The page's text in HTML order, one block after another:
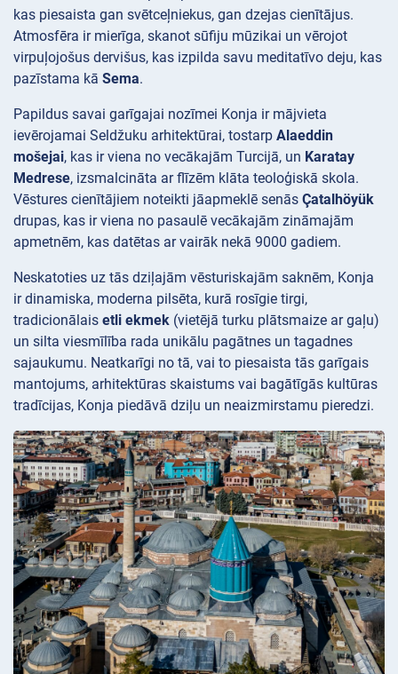
kas piesaista gan svētceļniekus, gan dzejas cienītājus.
Atmosfēra ir mierīga, skanot sūfiju mūzikai un vērojot
virpuļojošus dervišus, kas izpilda savu meditatīvo deju, kas
pazīstama kā Sema.
Papildus savai garīgajai nozīmei Konja ir mājvieta
ievērojamai Seldžuku arhitektūrai, tostarp Alaeddin
mošejai, kas ir viena no vecākajām Turcijā, un Karatay
Medrese, izsmalcināta ar flīzēm klāta teoloģiskā skola.
Vēstures cienītājiem noteikti jāapmeklē senās Çatalhöyük
drupas, kas ir viena no pasaulē vecākajām zināmajām
apmetnēm, kas datētas ar vairāk nekā 9000 gadiem.
Neskatoties uz tās dziļajām vēsturiskajām saknēm, Konja
ir dinamiska, moderna pilsēta, kurā rosīgie tirgi,
tradicionālais etli ekmek (vietējā turku plātsmaize ar gaļu)
un silta viesmīlība rada unikālu pagātnes un tagadnes
sajaukumu. Neatkarīgi no tā, vai to piesaista tās garīgais
mantojums, arhitektūras skaistums vai bagātīgās kultūras
tradīcijas, Konja piedāvā dziļu un neaizmirstamu pieredzi.